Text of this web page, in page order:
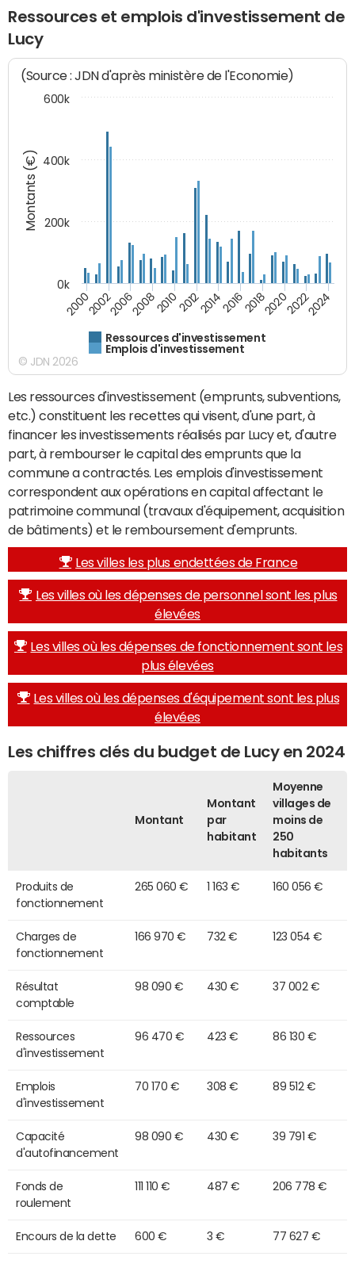
Ressources et emplois d'investissement de
Lucy
Montants (€)
(Source : JDN d'après ministère de l'Economie)
Ressources d'investissement
Emplois d'investissement
200020022006200820102012201420162018202020222024
0k
200k
400k
600k
© JDN 2026
Les ressources d'investissement (emprunts, subventions,
etc.) constituent les recettes qui visent, d'une part, à
financer les investissements réalisés par Lucy et, d'autre
part, à rembourser le capital des emprunts que la
commune a contractés. Les emplois d'investissement
correspondent aux opérations en capital affectant le
patrimoine communal (travaux d'équipement, acquisition
de bâtiments) et le remboursement d'emprunts.
Les villes les plus endettées de France
Les villes où les dépenses de personnel sont les plus
élevées
Les villes où les dépenses de fonctionnement sont les
plus élevées
Les villes où les dépenses d'équipement sont les plus
élevées
Les chiffres clés du budget de Lucy en 2024
Montant
Montant
par
habitant
Moyenne
villages de
moins de
250
habitants
Produits de
fonctionnement
265 060 € 1 163 € 160 056 €
Charges de
fonctionnement
166 970 € 732 € 123 054 €
Résultat
comptable
98 090 € 430 € 37 002 €
Ressources
d'investissement
96 470 € 423 € 86 130 €
Emplois
d'investissement
70 170 € 308 € 89 512 €
Capacité
d'autofinancement
98 090 € 430 € 39 791 €
Fonds de
roulement
111 110 € 487 € 206 778 €
Encours de la dette 600 € 3 € 77 627 €